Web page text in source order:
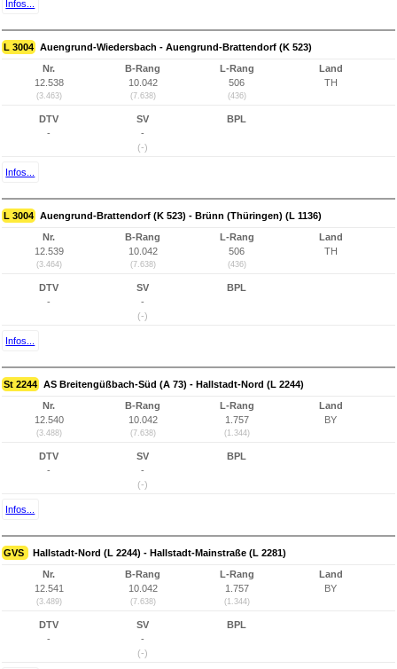
Infos...
L 3004 Auengrund-Wiedersbach - Auengrund-Brattendorf (K 523)
Nr.
12.538
(3.463)
B-Rang
10.042
(7.638)
L-Rang
506
(436)
Land
TH
DTV
-
SV
-
(-)
BPL
Infos...
L 3004 Auengrund-Brattendorf (K 523) - Brünn (Thüringen) (L 1136)
Nr.
12.539
(3.464)
B-Rang
10.042
(7.638)
L-Rang
506
(436)
Land
TH
DTV
-
SV
-
(-)
BPL
Infos...
St 2244 AS Breitengüßbach-Süd (A 73) - Hallstadt-Nord (L 2244)
Nr.
12.540
(3.488)
B-Rang
10.042
(7.638)
L-Rang
1.757
(1.344)
Land
BY
DTV
-
SV
-
(-)
BPL
Infos...
GVS Hallstadt-Nord (L 2244) - Hallstadt-Mainstraße (L 2281)
Nr.
12.541
(3.489)
B-Rang
10.042
(7.638)
L-Rang
1.757
(1.344)
Land
BY
DTV
-
SV
-
(-)
BPL